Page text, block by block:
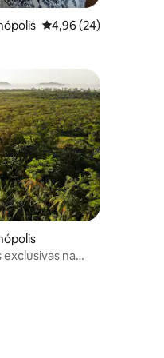
4,96 de uma
4,96 (24)
exclusivas na